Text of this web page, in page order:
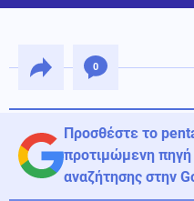
0
Προσθέστε το
προτιμώμενη
αναζήτησης στην